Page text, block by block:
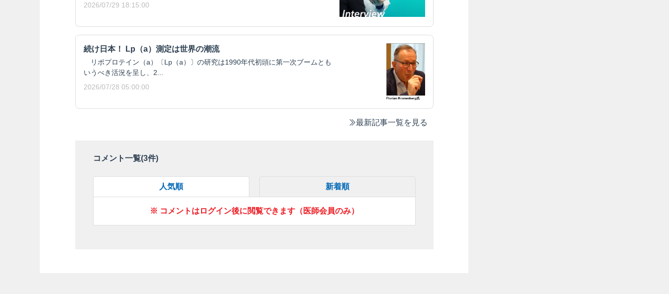
2026/07/29 18:15:00
続け日本！ Lp（a）測定は世界の潮流
リポプロテイン（a）〔Lp（a）〕の研究は1990年代初頭に第一次ブームとも
いうべき活況を呈し、2...
2026/07/28 05:00:00
最新記事一覧を見る
コメント一覧(3件)
人気順 新着順
※ コメントはログイン後に閲覧できます（医師会員のみ）